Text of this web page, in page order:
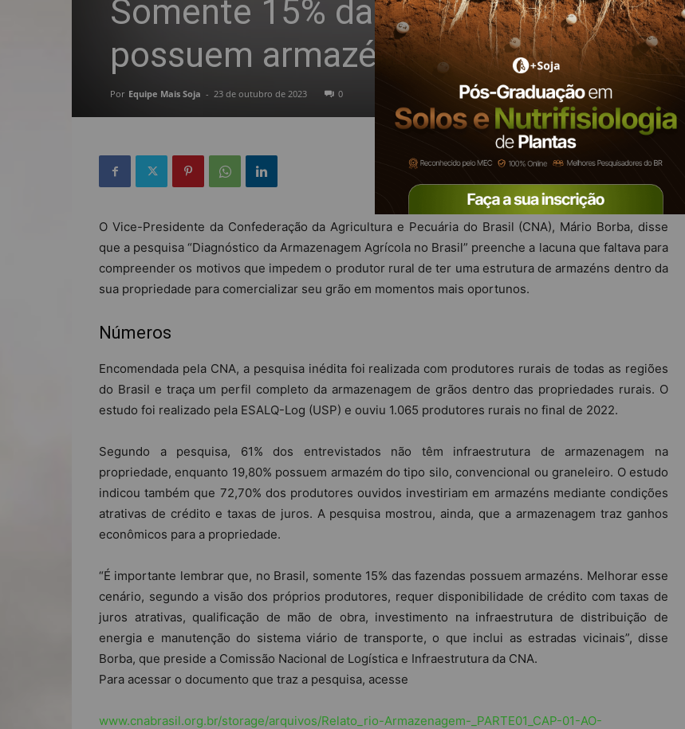
Somente 15% das fazendas no Brasil
possuem armazéns
Por Equipe Mais Soja - 23 de outubro de 2023 0
O Vice-Presidente da Confederação da Agricultura e Pecuária do Brasil (CNA), Mário Borba, disse
que a pesquisa “Diagnóstico da Armazenagem Agrícola no Brasil” preenche a lacuna que faltava para
compreender os motivos que impedem o produtor rural de ter uma estrutura de armazéns dentro da
sua propriedade para comercializar seu grão em momentos mais oportunos.
Números
Encomendada pela CNA, a pesquisa inédita foi realizada com produtores rurais de todas as regiões
do Brasil e traça um perfil completo da armazenagem de grãos dentro das propriedades rurais. O
estudo foi realizado pela ESALQ-Log (USP) e ouviu 1.065 produtores rurais no final de 2022.
Segundo a pesquisa, 61% dos entrevistados não têm infraestrutura de armazenagem na
propriedade, enquanto 19,80% possuem armazém do tipo silo, convencional ou graneleiro. O estudo
indicou também que 72,70% dos produtores ouvidos investiriam em armazéns mediante condições
atrativas de crédito e taxas de juros. A pesquisa mostrou, ainda, que a armazenagem traz ganhos
econômicos para a propriedade.
“É importante lembrar que, no Brasil, somente 15% das fazendas possuem armazéns. Melhorar esse
cenário, segundo a visão dos próprios produtores, requer disponibilidade de crédito com taxas de
juros atrativas, qualificação de mão de obra, investimento na infraestrutura de distribuição de
energia e manutenção do sistema viário de transporte, o que inclui as estradas vicinais”, disse
Borba, que preside a Comissão Nacional de Logística e Infraestrutura da CNA.
Para acessar o documento que traz a pesquisa, acesse
www.cnabrasil.org.br/storage/arquivos/Relato_rio-Armazenagem-_PARTE01_CAP-01-AO-